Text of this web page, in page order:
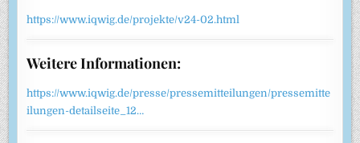
https://www.iqwig.de/projekte/v24-02.html
Weitere Informationen:
https://www.iqwig.de/presse/pressemitteilungen/pressemitte
ilungen-detailseite_12…